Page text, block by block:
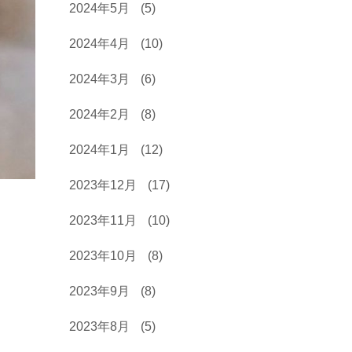
2024年5月 (5)
2024年4月 (10)
2024年3月 (6)
2024年2月 (8)
2024年1月 (12)
2023年12月 (17)
2023年11月 (10)
2023年10月 (8)
2023年9月 (8)
2023年8月 (5)